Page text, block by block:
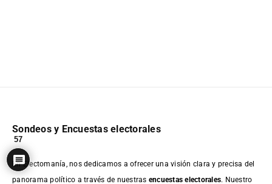
Sondeos y Encuestas electorales
En Electomanía, nos dedicamos a ofrecer una visión clara y precisa del
panorama político a través de nuestras encuestas electorales. Nuestro
57